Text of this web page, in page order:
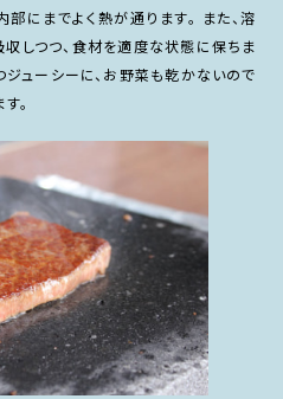
にまでよく熱が通ります。 また、溶
しつつ、食材を適度な状態に保ちま
ジューシーに、お野菜も乾かないので
。